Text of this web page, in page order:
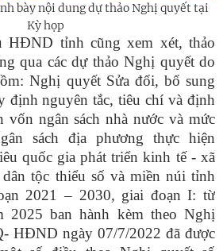
bày nội dung dự thảo Nghị quyết tại
Kỳ họp
HĐND tỉnh cũng xem xét, thảo
qua các dự thảo Nghị quyết do
Nghị quyết Sửa đổi, bổ sung
định nguyên tắc, tiêu chí và định
vốn ngân sách nhà nước và mức
sách địa phương thực hiện
quốc gia phát triển kinh tế - xã
tộc thiểu số và miền núi tỉnh
2021 – 2030, giai đoạn I: từ
2025 ban hành kèm theo Nghị
HĐND ngày 07/7/2022 đã được